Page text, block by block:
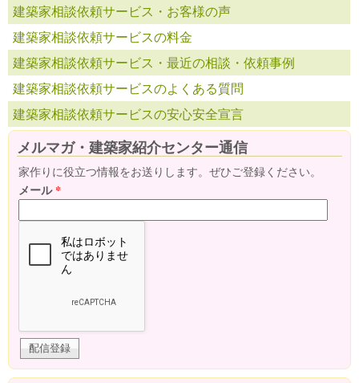
建築家相談依頼サービス・お客様の声
建築家相談依頼サービスの料金
建築家相談依頼サービス・最近の相談・依頼事例
建築家相談依頼サービスのよくある質問
建築家相談依頼サービスの安心安全宣言
メルマガ・建築家紹介センター通信
家作りに役立つ情報をお送りします。ぜひご登録ください。
メール*